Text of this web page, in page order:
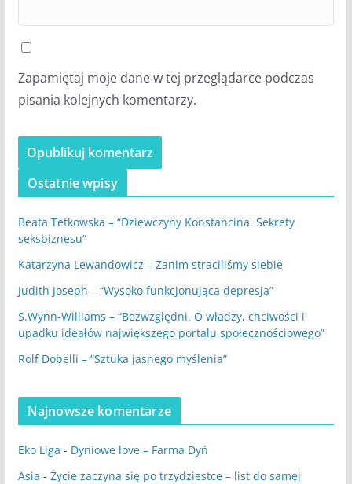
Zapamiętaj moje dane w tej przeglądarce podczas
pisania kolejnych komentarzy.
Ostatnie wpisy
Beata Tetkowska – “Dziewczyny Konstancina. Sekrety
seksbiznesu”
Katarzyna Lewandowicz – Zanim straciliśmy siebie
Judith Joseph – “Wysoko funkcjonująca depresja”
S.Wynn-Williams – “Bezwzględni. O władzy, chciwości i
upadku ideałów największego portalu społecznościowego”
Rolf Dobelli – “Sztuka jasnego myślenia”
Najnowsze komentarze
Eko Liga - Dyniowe love – Farma Dyń
Asia - Życie zaczyna się po trzydziestce – list do samej